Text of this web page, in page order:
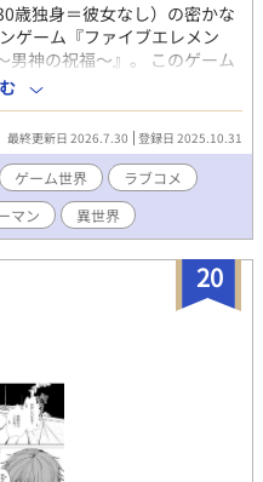
歳独身＝彼女なし）の密かな
ゲーム『ファイブエレメン
神の祝福～』。 このゲーム
メントの王子の中から攻略対
神の祝福を受けて受の王子が
だったが、なぜか飛ばされた
レイヤーは攻ではなく受だっ
最終更新日 2026.7.30 登録日 2025.10.31
ゲーム世界
ラブコメ
マン 異世界
20